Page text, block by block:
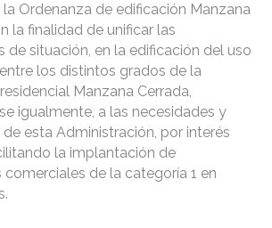
la Ordenanza de edificación Manzana
la finalidad de unificar las
de situación, en la edificación del uso
los distintos grados de la
Manzana Cerrada,
igualmente, a las necesidades y
de esta Administración, por interés
la implantación de
de la categoría 1 en